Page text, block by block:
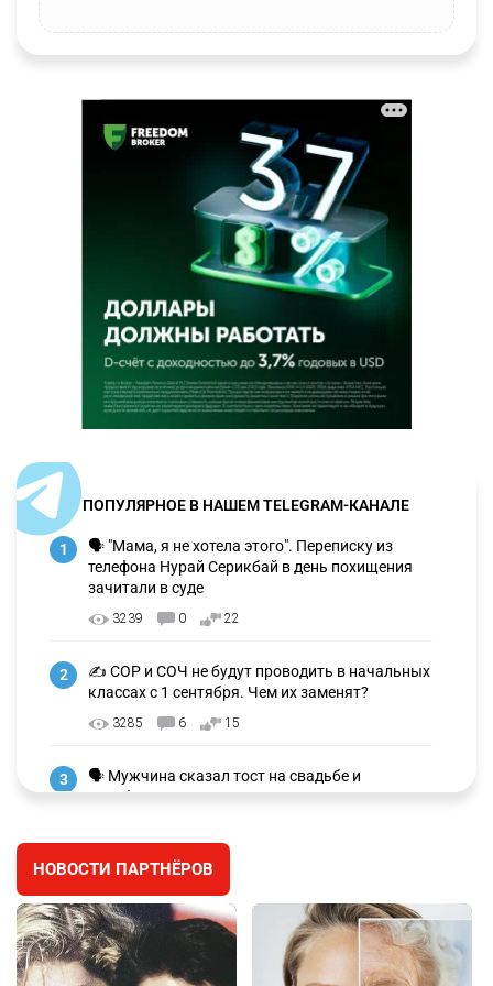
ПОПУЛЯРНОЕ В НАШЕМ TELEGRAM-КАНАЛЕ
1
🗣 "Мама, я не хотела этого". Переписку из
телефона Нурай Серикбай в день похищения
зачитали в суде
3239 0 22
2
✍️ СОР и СОЧ не будут проводить в начальных
классах с 1 сентября. Чем их заменят?
3285 6 15
3
🗣 Мужчина сказал тост на свадьбе и
заработал уголовное дело
🐏 Скота больше, а мясо дороже. Почему в
Казахстане продолжают расти цены на
баранину и конину
2678
НОВОСТИ ПАРТНЁРОВ